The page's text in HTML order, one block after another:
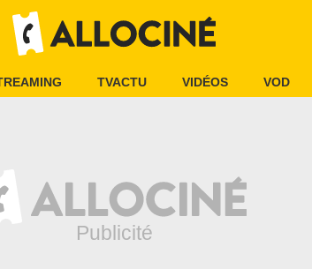
TVACTU VIDÉOS VOD